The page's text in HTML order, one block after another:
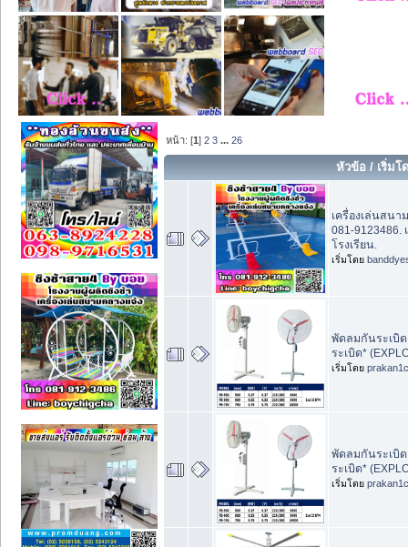
หน้า: [1]2 3 ...26
หัวข้อ / เริ่มโ
เครื่องเล่นสน
081-9123486.
โรงเรียน.
เริ่มโดย
พัดลมกันระเบิ
ระเบิด*
เริ่มโดย prakan1c
พัดลมกันระเบิ
ระเบิด*
เริ่มโดย prakan1c